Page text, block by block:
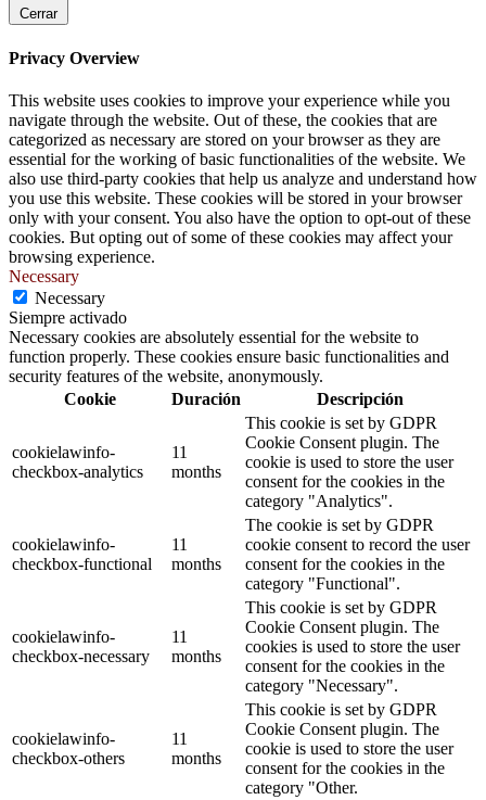
Cerrar
Privacy Overview
This website uses cookies to improve your experience while you
navigate through the website. Out of these, the cookies that are
categorized as necessary are stored on your browser as they are
essential for the working of basic functionalities of the website. We
also use third-party cookies that help us analyze and understand how
you use this website. These cookies will be stored in your browser
only with your consent. You also have the option to opt-out of these
cookies. But opting out of some of these cookies may affect your
browsing experience.
Necessary
Necessary
Siempre activado
Necessary cookies are absolutely essential for the website to
function properly. These cookies ensure basic functionalities and
security features of the website, anonymously.
Cookie
Duración Descripción
cookielawinfo-
checkbox-analytics
11
months
This cookie is set by GDPR
Cookie Consent plugin. The
cookie is used to store the user
consent for the cookies in the
category "Analytics".
cookielawinfo-
checkbox-functional
11
months
The cookie is set by GDPR
cookie consent to record the user
consent for the cookies in the
category "Functional".
cookielawinfo-
checkbox-necessary
11
months
This cookie is set by GDPR
Cookie Consent plugin. The
cookies is used to store the user
consent for the cookies in the
category "Necessary".
cookielawinfo-
checkbox-others
11
months
This cookie is set by GDPR
Cookie Consent plugin. The
cookie is used to store the user
consent for the cookies in the
category "Other.